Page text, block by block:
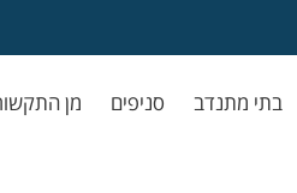
בתי מתנדב סניפים מן